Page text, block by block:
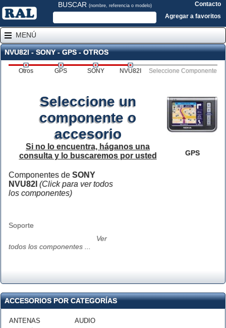
BUSCAR (nombre, referencia o modelo)
Contacto
Agregar a favoritos
MENÚ
NVU82I - SONY - GPS - OTROS
Otros GPS SONY NVU82I Seleccione Componente
GPS
Seleccione un
componente o
accesorio
Si no lo encuentra, háganos una
consulta y lo buscaremos por usted
Componentes de SONY
NVU82I (Click para ver todos
los componentes)
Soporte
Ver
todos los componentes ...
ACCESORIOS POR CATEGORÍAS
ANTENAS
AUDIO